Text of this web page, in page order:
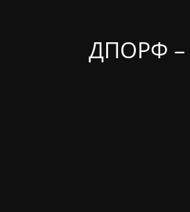
ДПОРФ –